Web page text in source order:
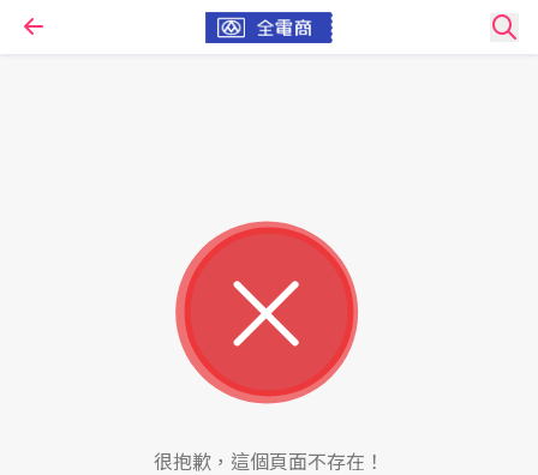
很抱歉，這個頁面不存在！